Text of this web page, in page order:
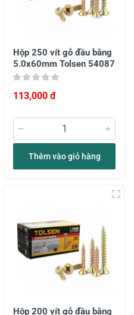
Hộp 250 vít gỗ đầu bằng
5.0x60mm Tolsen 54087
113,000 đ
Thêm vào giỏ hàng
Hộp 200 vít gỗ đầu bằng